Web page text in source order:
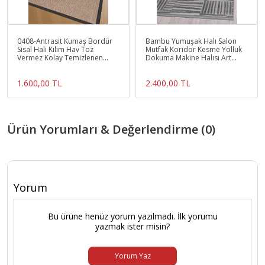
0408-Antrasit Kumaş Bordür
Sisal Halı Kilim Hav Toz
Vermez Kolay Temizlenen
1.600,00 TL
Bambu Yumuşak Halı Salon
Mutfak Koridor Kesme Yolluk
Dokuma Makine Halısı Art
2.400,00 TL
Ürün Yorumları & Değerlendirme (0)
Yorum
Bu ürüne henüz yorum yazılmadı. İlk yorumu
yazmak ister misin?
Yorum Yaz